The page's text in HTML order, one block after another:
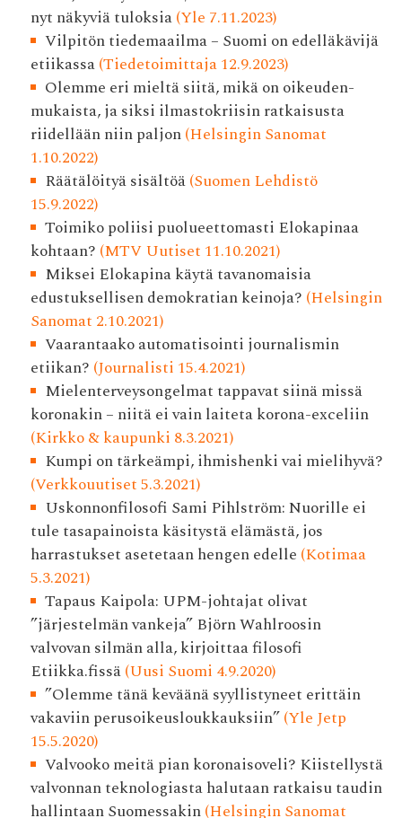
nyt näkyviä tuloksia(Yle 7.11.2023)
Vilpitön tiedemaailma – Suomi on edelläkävijä
etiikassa(Tiedetoimittaja 12.9.2023)
Olemme eri mieltä siitä, mikä on oikeuden­
mukaista, ja siksi ilmasto­kriisin ratkaisusta
riidellään niin paljon(Helsingin Sanomat
1.10.2022)
Räätälöityä sisältöä(Suomen Lehdistö
15.9.2022)
Toimiko poliisi puolueettomasti Elokapinaa
kohtaan? (MTV Uutiset 11.10.2021)
Miksei Elokapina käytä tavanomaisia
edustuksellisen demokratian keinoja? (Helsingin
Sanomat 2.10.2021)
Vaarantaako automatisointi journalismin
etiikan? (Journalisti 15.4.2021)
Mielenterveysongelmat tappavat siinä missä
koronakin – niitä ei vain laiteta korona-exceliin
(Kirkko & kaupunki 8.3.2021)
Kumpi on tärkeämpi, ihmishenki vai mielihyvä?
(Verkkouutiset 5.3.2021)
Uskonnonfilosofi Sami Pihlström: Nuorille ei
tule tasapainoista käsitystä elämästä, jos
harrastukset asetetaan hengen edelle (Kotimaa
5.3.2021)
Tapaus Kaipola: UPM-johtajat olivat
”järjestelmän vankeja” Björn Wahlroosin
valvovan silmän alla, kirjoittaa filosofi
Etiikka.fissä(Uusi Suomi 4.9.2020)
”Olemme tänä keväänä syyllistyneet erittäin
vakaviin perusoikeusloukkauksiin”(Yle Jetp
15.5.2020)
Valvooko meitä pian korona­isoveli? Kiistellystä
valvonnan teknologiasta halutaan ratkaisu taudin
hallintaan Suomessakin(Helsingin Sanomat